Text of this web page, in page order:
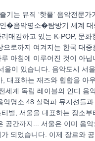
기는 뮤직 ‘핫플’ 음악전문
�음악명소�탐방기 세계 대
매김하고 있는 K-POP, 문화
으로까지 여겨지는 한국 대중
아침에 이루어진 것이 아닙
울이 있습니다. 음악도시 서
, 대표하는 재즈와 힙합을 아
세계 독립 레이블의 인디 음
악명소 48 실력파 뮤지션들
벌, 서울을 대표하는 장소
공간까지... 서울은 이미 음
되었습니다. 이제 장르와